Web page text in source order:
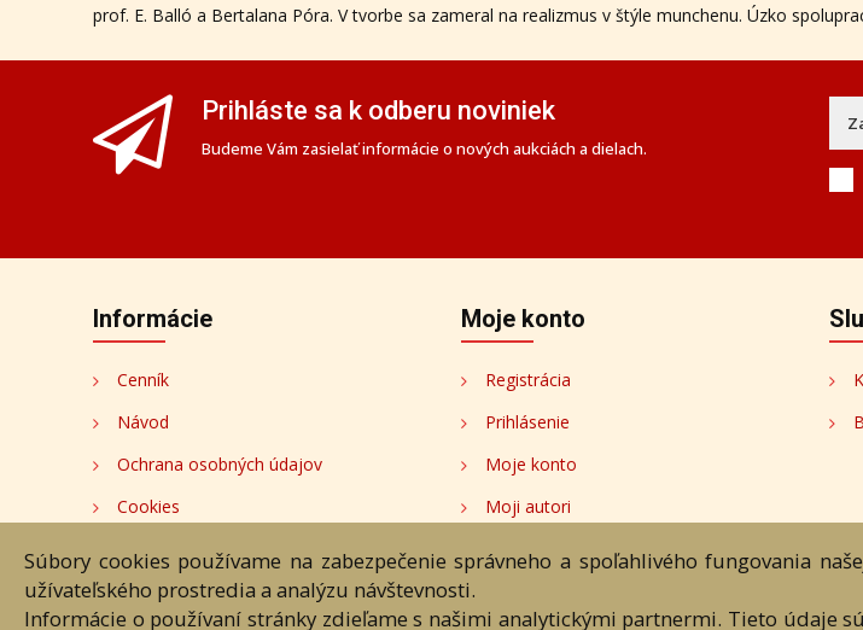
prof. E. Balló a Bertalana Póra. V tvorbe sa zameral na realizmus v štýle munchenu. Úzko
Prihláste sa k odberu noviniek
Budeme Vám zasielať informácie o nových aukciách a dielach.
Informácie
Cenník
Návod
Ochrana osobných údajov
Cookies
Nastavenia cookies
Moje konto
Registrácia
Prihlásenie
Moje konto
Moji autori
Úvod Návod Cenník Obchodné podmienky Ochrana os. údajov
Súbory cookies používame na zabezpečenie správneho a spoľahlivého fungovania
užívateľského prostredia a analýzu návštevnosti.
Informácie o používaní stránky zdieľame s našimi analytickými partnermi. Tieto údaje